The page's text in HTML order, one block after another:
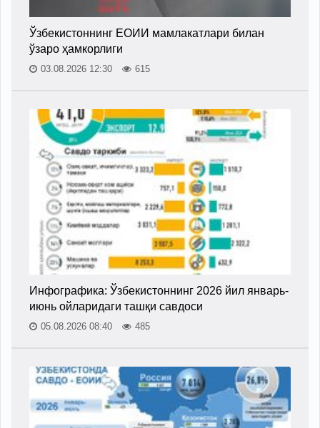
Ўзбекистоннинг ЕОИИ мамлакатлари билан
ўзаро ҳамкорлиги
03.08.2026 12:30 615
Инфографика: Ўзбекистоннинг 2026 йил январь-
июнь ойларидаги ташқи савдоси
05.08.2026 08:40 485